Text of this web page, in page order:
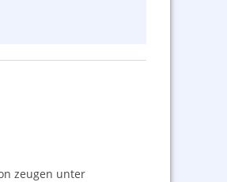
zeugen unter